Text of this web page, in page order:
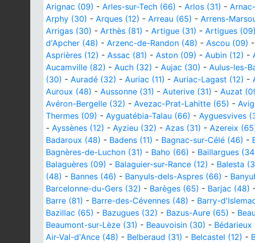
Arignac (09) - Arles-sur-Tech (66) - Arlos (31) -
Arphy (30) - Arques (12) - Arreau (65) - Arrens-
Arrigas (30) - Arthès (81) - Artigue (31) - Artigues (09)
d'Apcher (48) - Arzenc-de-Randon (48) - Ascou (09) -
Asprières (12) - Assac (81) - Aston (09) - Aubin (12) -
Aucamville (82) - Auch (32) - Aujac (30) - Aulus-les-
(30) - Auradé (32) - Auriac (11) - Auriac-Lagast (12) -
Auroux (48) - Aussonne (31) - Auterive (31) - Auzat
Avéron-Bergelle (32) - Avezac-Prat-Lahitte (65) -
Thermes (09) - Ayguatébia-Talau (66) - Ayguesvives
- Ayssènes (12) - Ayzieu (32) - Azas (31) - Azereix
Badaroux (48) - Badens (11) - Bagnac-sur-Célé (46) -
Bagnères-de-Luchon (31) - Baho (66) - Baillargues
Balaguères (09) - Balaguier-sur-Rance (12) - Balesta
(48) - Bannes (46) - Banyuls-dels-Aspres (66) -
Barcelonne-du-Gers (32) - Barèges (65) - Barjac (48)
Barre (81) - Barre-des-Cévennes (48) - Barry-
Bazillac (65) - Bazugues (32) - Bazus-Aure (65) -
Beaumont-sur-Lèze (31) - Beauvoisin (30) - Bédarieux
Air-Val-d'Ance (48) - Belberaud (31) - Belcastel (12) -